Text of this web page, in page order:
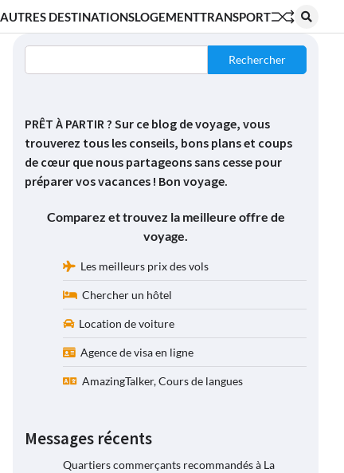
AUTRES DESTINATIONSLOGEMENTTRANSPORT
Rechercher
PRÊT À PARTIR ? Sur ce blog de voyage, vous
trouverez tous les conseils, bons plans et coups
de cœur que nous partageons sans cesse pour
préparer vos vacances ! Bon voyage.
Comparez et trouvez la meilleure offre de
voyage.
Les meilleurs prix des vols
Chercher un hôtel
Location de voiture
Agence de visa en ligne
AmazingTalker, Cours de langues
Messages récents
Quartiers commerçants recommandés à La